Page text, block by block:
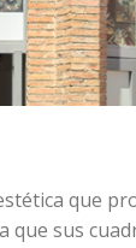
que
que sus